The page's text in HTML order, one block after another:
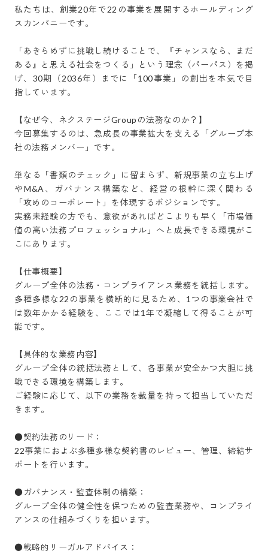
私たちは、創業20年で22の事業を展開するホールディング
スカンパニーです。
「あきらめずに挑戦し続けることで、『チャンスなら、まだ
ある』と思える社会をつくる」という理念（パーパス）を掲
げ、30期（2036年）までに「100事業」の創出を本気で目
指しています。
【なぜ今、ネクステージGroupの法務なのか？】
今回募集するのは、急成長の事業拡大を支える「グループ本
社の法務メンバー」です。
単なる「書類のチェック」に留まらず、新規事業の立ち上げ
やM&A、ガバナンス構築など、経営の根幹に深く関わる
「攻めのコーポレート」を体現するポジションです。
実務未経験の方でも、意欲があればどこよりも早く「市場価
値の高い法務プロフェッショナル」へと成長できる環境がこ
こにあります。
【仕事概要】
グループ全体の法務・コンプライアンス業務を統括します。
多種多様な22の事業を横断的に見るため、1つの事業会社で
は数年かかる経験を、ここでは1年で凝縮して得ることが可
能です。
【具体的な業務内容】
グループ全体の統括法務として、各事業が安全かつ大胆に挑
戦できる環境を構築します。
ご経験に応じて、以下の業務を裁量を持って担当していただ
きます。
●契約法務のリード：
22事業におよぶ多種多様な契約書のレビュー、管理、締結サ
ポートを行います。
●ガバナンス・監査体制の構築：
グループ全体の健全性を保つための監査業務や、コンプライ
アンスの仕組みづくりを担います。
●戦略的リーガルアドバイス：